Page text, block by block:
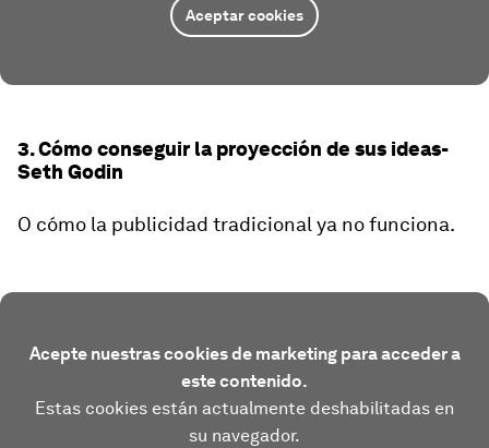
Aceptar cookies
3. Cómo conseguir la proyección de sus ideas-
Seth Godin
O cómo la publicidad tradicional ya no funciona.
Acepte nuestras cookies de marketing para acceder a
este contenido.
Estas cookies están actualmente deshabilitadas en
su navegador.